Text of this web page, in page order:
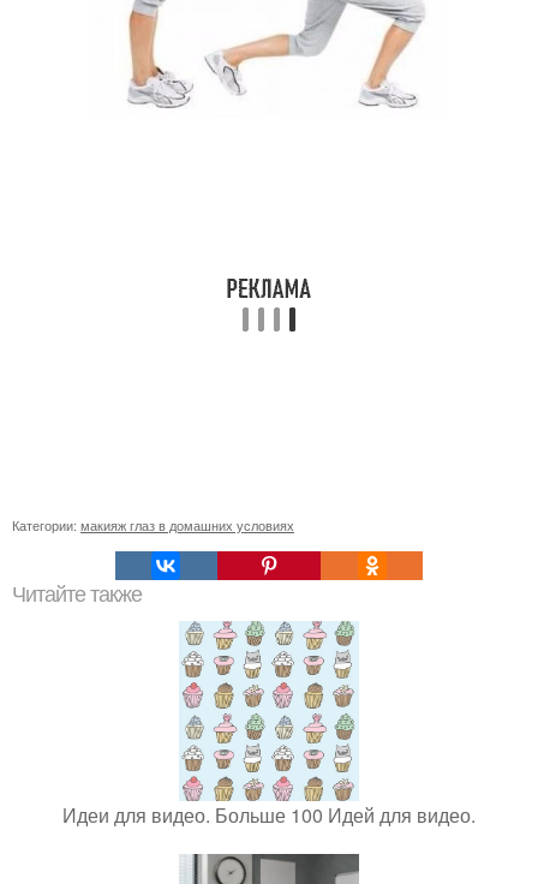
Категории: макияж глаз в домашних условиях
Читайте также
Идеи для видео. Больше 100 Идей для видео.